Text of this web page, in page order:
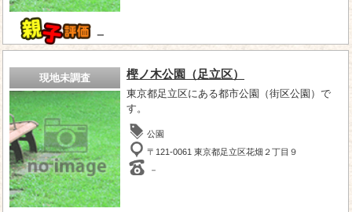
－
現地未調査 樫ノ木公園（足立区）
東京都足立区にある都市公園（街区公園）で
す。
公園
〒121-0061 東京都足立区花畑２丁目９
－